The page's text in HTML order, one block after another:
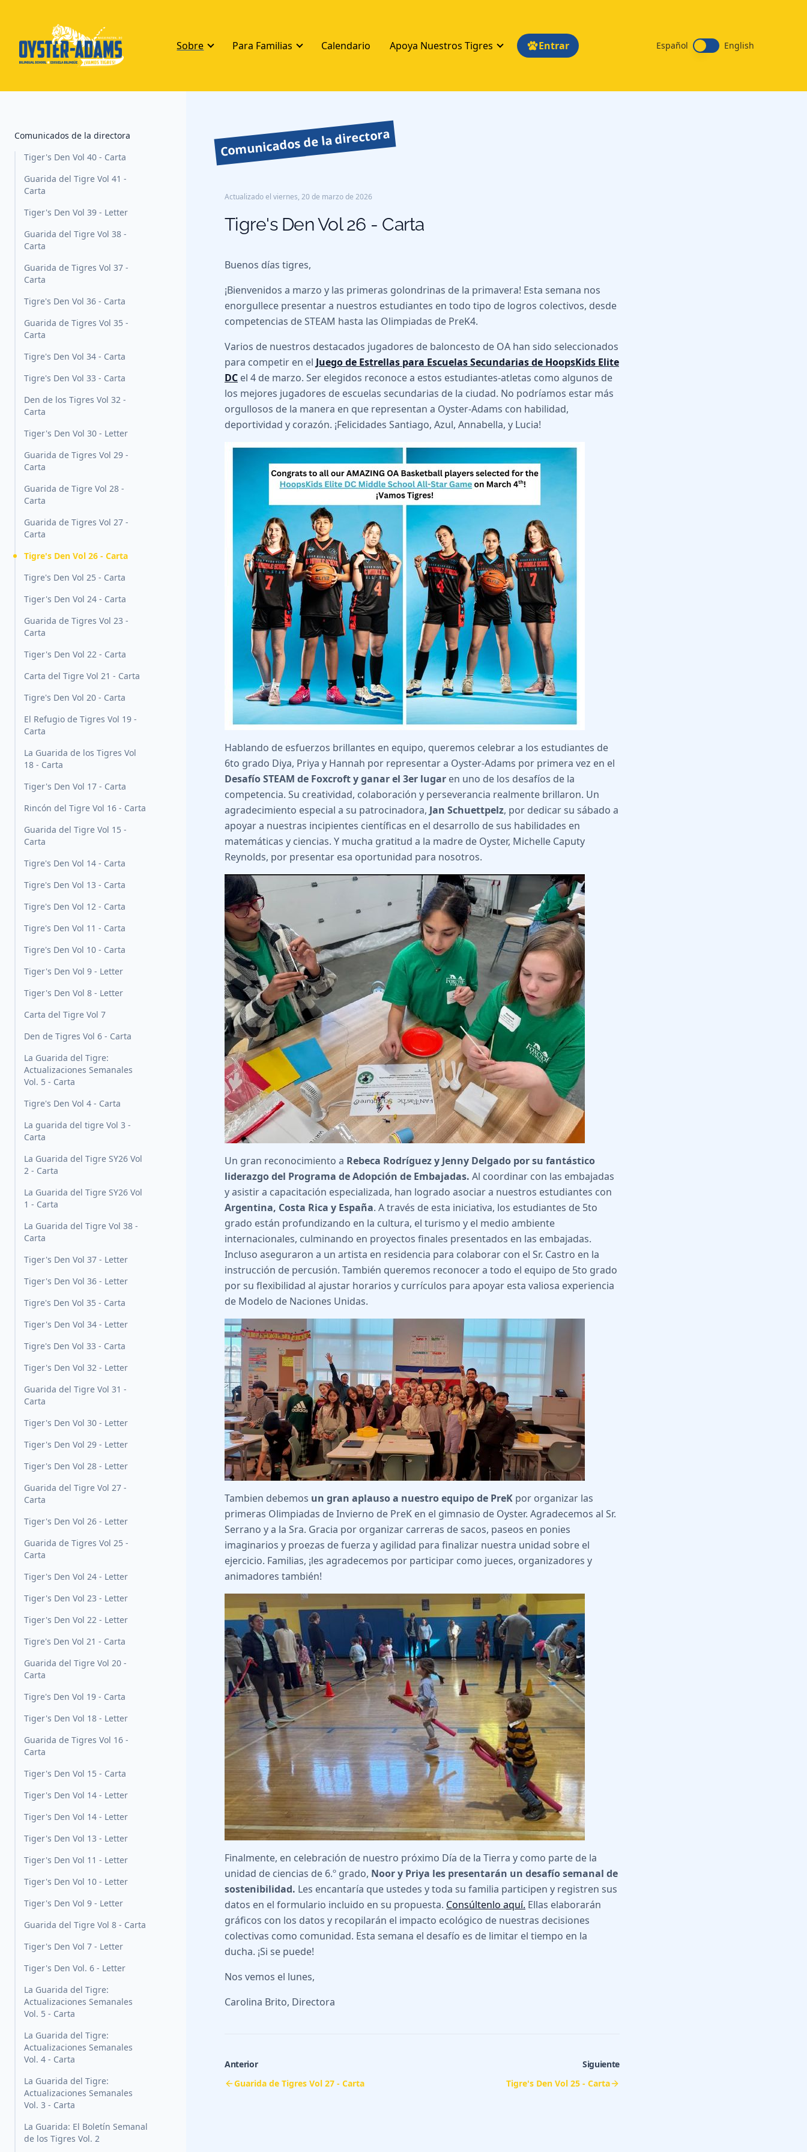
Sobre Para Familias Calendario Apoya Nuestros Tigres Entrar Español English
Comunicados de la directora
Tiger's Den Vol 40 - Carta
Guarida del Tigre Vol 41 -
Carta
Tiger's Den Vol 39 - Letter
Guarida del Tigre Vol 38 -
Carta
Guarida de Tigres Vol 37 -
Carta
Tigre's Den Vol 36 - Carta
Guarida de Tigres Vol 35 -
Carta
Tigre's Den Vol 34 - Carta
Tigre's Den Vol 33 - Carta
Den de los Tigres Vol 32 -
Carta
Tiger's Den Vol 30 - Letter
Guarida de Tigres Vol 29 -
Carta
Guarida de Tigre Vol 28 -
Carta
Guarida de Tigres Vol 27 -
Carta
Tigre's Den Vol 26 - Carta
Tigre's Den Vol 25 - Carta
Tiger's Den Vol 24 - Carta
Guarida de Tigres Vol 23 -
Carta
Tiger's Den Vol 22 - Carta
Carta del Tigre Vol 21 - Carta
Tigre's Den Vol 20 - Carta
El Refugio de Tigres Vol 19 -
Carta
La Guarida de los Tigres Vol
18 - Carta
Tiger's Den Vol 17 - Carta
Rincón del Tigre Vol 16 - Carta
Guarida del Tigre Vol 15 -
Carta
Tigre's Den Vol 14 - Carta
Tigre's Den Vol 13 - Carta
Tigre's Den Vol 12 - Carta
Tigre's Den Vol 11 - Carta
Tigre's Den Vol 10 - Carta
Tiger's Den Vol 9 - Letter
Tiger's Den Vol 8 - Letter
Carta del Tigre Vol 7
Den de Tigres Vol 6 - Carta
La Guarida del Tigre:
Actualizaciones Semanales
Vol. 5 - Carta
Tigre's Den Vol 4 - Carta
La guarida del tigre Vol 3 -
Carta
La Guarida del Tigre SY26 Vol
2 - Carta
La Guarida del Tigre SY26 Vol
1 - Carta
La Guarida del Tigre Vol 38 -
Carta
Tiger's Den Vol 37 - Letter
Tiger's Den Vol 36 - Letter
Tigre's Den Vol 35 - Carta
Tiger's Den Vol 34 - Letter
Tigre's Den Vol 33 - Carta
Tiger's Den Vol 32 - Letter
Guarida del Tigre Vol 31 -
Carta
Tiger's Den Vol 30 - Letter
Tiger's Den Vol 29 - Letter
Tiger's Den Vol 28 - Letter
Guarida del Tigre Vol 27 -
Carta
Tiger's Den Vol 26 - Letter
Guarida de Tigres Vol 25 -
Carta
Tiger's Den Vol 24 - Letter
Tiger's Den Vol 23 - Letter
Tiger's Den Vol 22 - Letter
Tigre's Den Vol 21 - Carta
Guarida del Tigre Vol 20 -
Carta
Tigre's Den Vol 19 - Carta
Tiger's Den Vol 18 - Letter
Guarida de Tigres Vol 16 -
Carta
Tiger's Den Vol 15 - Carta
Tiger's Den Vol 14 - Letter
Tiger's Den Vol 14 - Letter
Tiger's Den Vol 13 - Letter
Tiger's Den Vol 11 - Letter
Tiger's Den Vol 10 - Letter
Tiger's Den Vol 9 - Letter
Guarida del Tigre Vol 8 - Carta
Tiger's Den Vol 7 - Letter
Tiger's Den Vol. 6 - Letter
La Guarida del Tigre:
Actualizaciones Semanales
Vol. 5 - Carta
La Guarida del Tigre:
Actualizaciones Semanales
Vol. 4 - Carta
La Guarida del Tigre:
Actualizaciones Semanales
Vol. 3 - Carta
La Guarida: El Boletín Semanal
de los Tigres Vol. 2
Comunicados de la directora
Actualizado el viernes, 20 de marzo de 2026
Tigre's Den Vol 26 - Carta
Buenos días tigres,
¡Bienvenidos a marzo y las primeras golondrinas de la primavera! Esta semana nos
enorgullece presentar a nuestros estudiantes en todo tipo de logros colectivos, desde
competencias de STEAM hasta las Olimpiadas de PreK4.
Varios de nuestros destacados jugadores de baloncesto de OA han sido seleccionados
para competir en el Juego de Estrellas para Escuelas Secundarias de HoopsKids Elite
DC el 4 de marzo. Ser elegidos reconoce a estos estudiantes-atletas como algunos de
los mejores jugadores de escuelas secundarias de la ciudad. No podríamos estar más
orgullosos de la manera en que representan a Oyster-Adams con habilidad,
deportividad y corazón. ¡Felicidades Santiago, Azul, Annabella, y Lucia!
Hablando de esfuerzos brillantes en equipo, queremos celebrar a los estudiantes de
6to grado Diya, Priya y Hannah por representar a Oyster-Adams por primera vez en el
Desafío STEAM de Foxcroft y ganar el 3er lugar en uno de los desafíos de la
competencia. Su creatividad, colaboración y perseverancia realmente brillaron. Un
agradecimiento especial a su patrocinadora, Jan Schuettpelz, por dedicar su sábado a
apoyar a nuestras incipientes científicas en el desarrollo de sus habilidades en
matemáticas y ciencias. Y mucha gratitud a la madre de Oyster, Michelle Caputy
Reynolds, por presentar esa oportunidad para nosotros.
Un gran reconocimiento a Rebeca Rodríguez y Jenny Delgado por su fantástico
liderazgo del Programa de Adopción de Embajadas. Al coordinar con las embajadas
y asistir a capacitación especializada, han logrado asociar a nuestros estudiantes con
Argentina, Costa Rica y España. A través de esta iniciativa, los estudiantes de 5to
grado están profundizando en la cultura, el turismo y el medio ambiente
internacionales, culminando en proyectos finales presentados en las embajadas.
Incluso aseguraron a un artista en residencia para colaborar con el Sr. Castro en la
instrucción de percusión. También queremos reconocer a todo el equipo de 5to grado
por su flexibilidad al ajustar horarios y currículos para apoyar esta valiosa experiencia
de Modelo de Naciones Unidas.
Tambien debemos un gran aplauso a nuestro equipo de PreK por organizar las
primeras Olimpiadas de Invierno de PreK en el gimnasio de Oyster. Agradecemos al Sr.
Serrano y a la Sra. Gracia por organizar carreras de sacos, paseos en ponies
imaginarios y proezas de fuerza y agilidad para finalizar nuestra unidad sobre el
ejercicio. Familias, ¡les agradecemos por participar como jueces, organizadores y
animadores también!
Finalmente, en celebración de nuestro próximo Día de la Tierra y como parte de la
unidad de ciencias de 6.º grado, Noor y Priya les presentarán un desafío semanal de
sostenibilidad. Les encantaría que ustedes y toda su familia participen y registren sus
datos en el formulario incluido en su propuesta. Consúltenlo aquí. Ellas elaborarán
gráficos con los datos y recopilarán el impacto ecológico de nuestras decisiones
colectivas como comunidad. Esta semana el desafío es de limitar el tiempo en la
ducha. ¡Si se puede!
Nos vemos el lunes,
Carolina Brito, Directora
Anterior
Guarida de Tigres Vol 27 - Carta
Siguiente
Tigre's Den Vol 25 - Carta